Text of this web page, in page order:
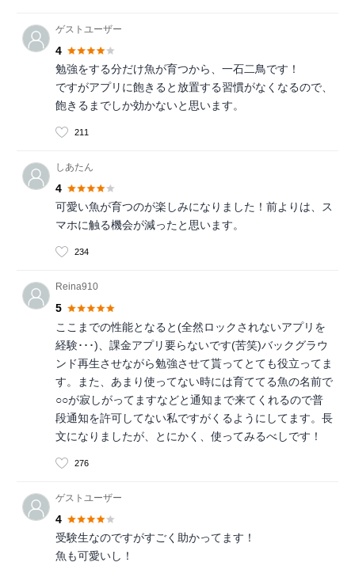
ゲストユーザー
4
勉強をする分だけ魚が育つから、一石二鳥です！
ですがアプリに飽きると放置する習慣がなくなるので、
飽きるまでしか効かないと思います。
211
しあたん
4
可愛い魚が育つのが楽しみになりました！前よりは、ス
マホに触る機会が減ったと思います。
234
Reina910
5
ここまでの性能となると(全然ロックされないアプリを
経験･･･)、課金アプリ要らないです(苦笑)バックグラウ
ンド再生させながら勉強させて貰ってとても役立ってま
す。また、あまり使ってない時には育ててる魚の名前で
○○が寂しがってますなどと通知まで来てくれるので普
段通知を許可してない私ですがくるようにしてます。長
文になりましたが、とにかく、使ってみるべしです！
276
ゲストユーザー
4
受験生なのですがすごく助かってます！
魚も可愛いし！